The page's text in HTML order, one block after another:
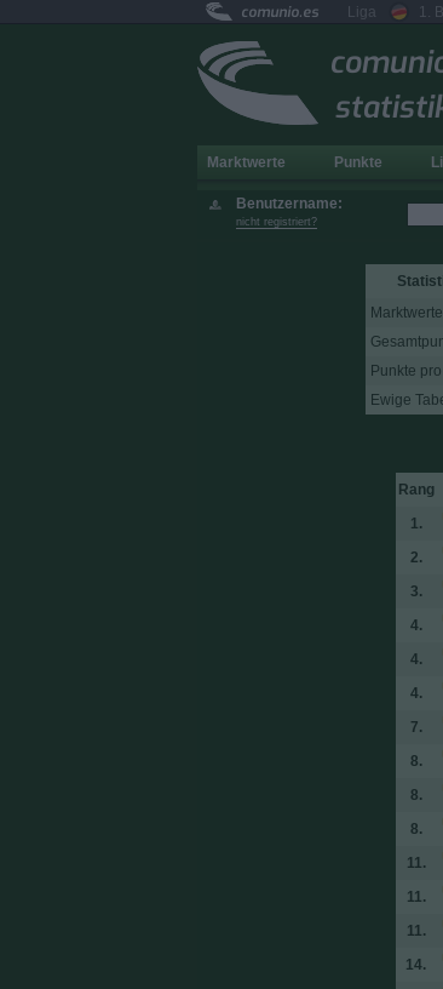
comunio.es Liga 1.
Marktwerte Punkte
Benutzername:
nicht registriert?
Marktwerte
Punkte pro
Ewige
Rang
1.
2.
3.
4.
4.
4.
7.
8.
8.
8.
11.
11.
11.
14.